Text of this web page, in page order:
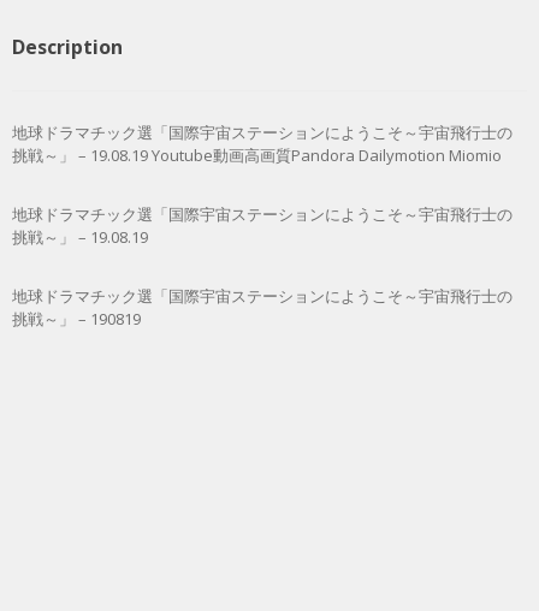
Description
地球ドラマチック選「国際宇宙ステーションにようこそ～宇宙飛行士の
挑戦～」 – 19.08.19 Youtube動画高画質Pandora Dailymotion Miomio
地球ドラマチック選「国際宇宙ステーションにようこそ～宇宙飛行士の
挑戦～」 – 19.08.19
地球ドラマチック選「国際宇宙ステーションにようこそ～宇宙飛行士の
挑戦～」 – 190819